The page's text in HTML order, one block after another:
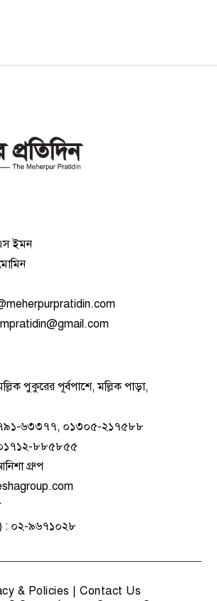
ইমন
mpratidin@gmail.com
পুকুরের পূর্বপাশে, মল্লিক পাড়া,
৬৩৩৭৭, ০১৩০৫-২১৭৫৮৮
৮৮৫৮৫৫
গ্রুপ
: ০২-৯৬৭১০২৮
& Policies |Contact Us